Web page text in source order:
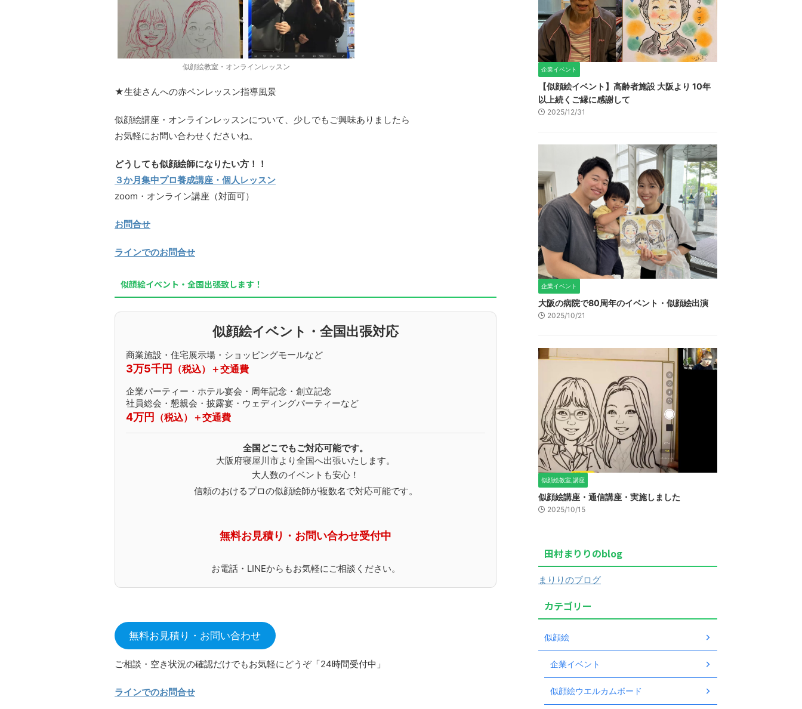
似顔絵教室・オンラインレッスン
★生徒さんへの赤ペンレッスン指導風景
似顔絵講座・オンラインレッスンについて、少しでもご興味ありましたら
お気軽にお問い合わせくださいね。
どうしても似顔絵師になりたい方！！
３か月集中プロ養成講座・個人レッスン
zoom・オンライン講座（対面可）
お問合せ
ラインでのお問合せ
似顔絵イベント・全国出張致します！
似顔絵イベント・全国出張対応
商業施設・住宅展示場・ショッピングモールなど
3万5千円 （税込）＋交通費
企業パーティー・ホテル宴会・周年記念・創立記念
社員総会・懇親会・披露宴・ウェディングパーティーなど
4万円 （税込）＋交通費
全国どこでもご対応可能です。
大阪府寝屋川市より全国へ出張いたします。
大人数のイベントも安心！
信頼のおけるプロの似顔絵師が複数名で対応可能です。
無料お見積り・お問い合わせ受付中
お電話・LINEからもお気軽にご相談ください。
無料お見積り・お問い合わせ
ご相談・空き状況の確認だけでもお気軽にどうぞ「24時間受付中」
ラインでのお問合せ
企業イベント
【似顔絵イベント】高齢者施設 大阪より 10年
以上続くご縁に感謝して
2025/12/31
企業イベント
大阪の病院で80周年のイベント・似顔絵出演
2025/10/21
似顔絵教室,講座
似顔絵講座・通信講座・実施しました
2025/10/15
田村まりりのblog
まりりのブログ
カテゴリー
似顔絵
企業イベント
似顔絵ウエルカムボード